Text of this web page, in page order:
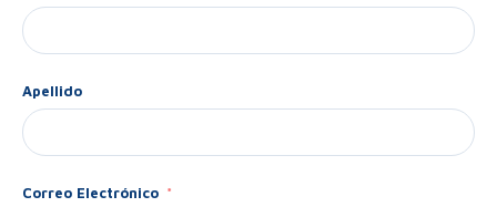
Apellido
Correo Electrónico